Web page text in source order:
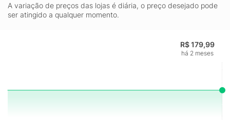
A variação de preços das lojas é diária, o preço desejado pode
ser atingido a qualquer momento.
R$ 179,99
há 2 meses